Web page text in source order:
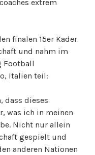
extrem
finalen 15er Kader
und nahm im
Football
Italien teil:
dass dieses
was ich in meinen
Nicht nur allein
gespielt und
anderen Nationen